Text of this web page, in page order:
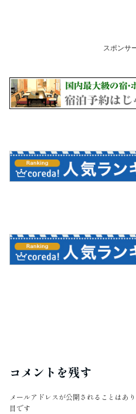
スポンサ
コメントを残す
メールアドレスが公開されることはあり
目です